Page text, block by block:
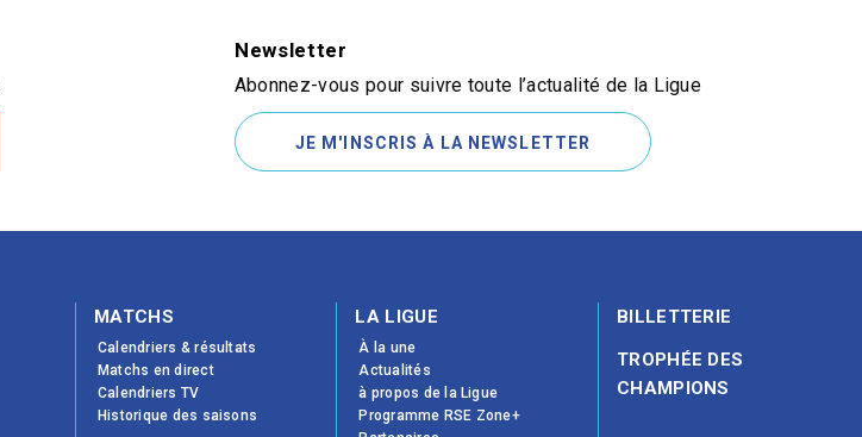
Newsletter
Abonnez-vous pour suivre toute l’actualité de la Ligue
JE M'INSCRIS À LA NEWSLETTER
MATCHS
Calendriers & résultats
Matchs en direct
Calendriers TV
Historique des saisons
LA LIGUE
À la une
Actualités
à propos de la Ligue
Programme RSE Zone+
BILLETTERIE
TROPHÉE DES
CHAMPIONS